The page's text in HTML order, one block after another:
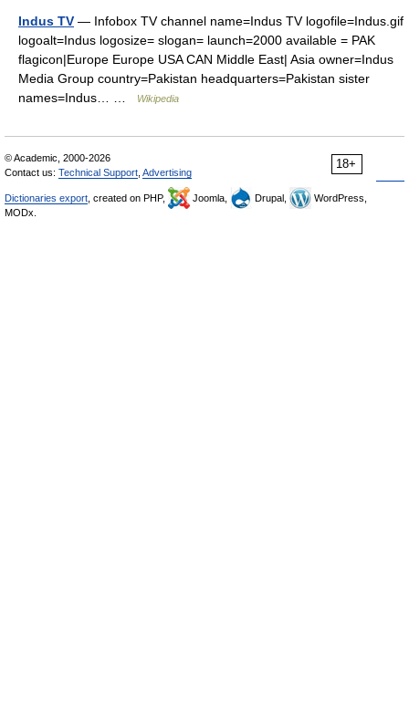
Indus TV — Infobox TV channel name=Indus TV logofile=Indus.gif
logoalt=Indus logosize= slogan= launch=2000 available = PAK
flagicon|Europe Europe USA CAN Middle East| Asia owner=Indus
Media Group country=Pakistan headquarters=Pakistan sister
names=Indus… …
Wikipedia
18+
© Academic, 2000-2026
Contact us: Technical Support Advertising
Dictionaries export , created on PHP, Joomla, Drupal,
WordPress,
MODx.